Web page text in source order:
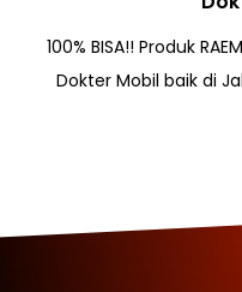
100% BISA!! Produk
Dokter Mobil baik di